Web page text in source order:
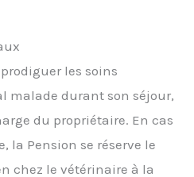
les soins
malade durant son séjour,
du propriétaire. En cas
la Pension se réserve le
chez le vétérinaire à la